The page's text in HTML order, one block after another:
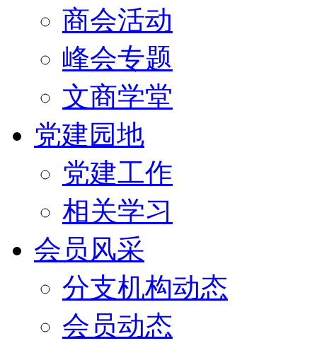
商会活动
峰会专题
文商学堂
党建园地
党建工作
相关学习
会员风采
分支机构动态
会员动态